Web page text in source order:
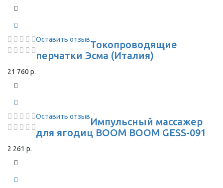
Оставить отзывТокопроводящие
перчатки Эсма (Италия)
21 760 р.
Оставить отзывИмпульсный массажер
для ягодиц BOOM BOOM GESS-091
2 261 р.